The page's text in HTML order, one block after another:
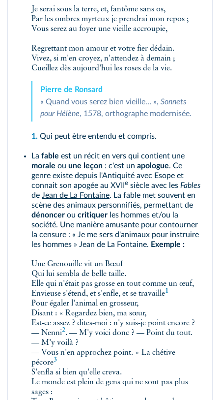
Je serai sous la terre, et, fantôme sans os,
Par les ombres myrteux je prendrai mon repos ;
Vous serez au foyer une vieille accroupie,
Regrettant mon amour et votre fier dédain.
Vivez, si m'en croyez, n'attendez à demain ;
Cueillez dès aujourd'hui les roses de la vie.
Pierre de Ronsard
« Quand vous serez bien vieille… », Sonnets
pour Hélène, 1578, orthographe modernisée.
1. Qui peut être entendu et compris.
La fable est un récit en vers qui contient une
morale ou une leçon : c'est un apologue. Ce
genre existe depuis l'Antiquité avec Esope et
connait son apogée au XVII e siècle avec les Fables
de Jean de La Fontaine. La fable met souvent en
scène des animaux personnifiés, permettant de
dénoncer ou critiquer les hommes et/ou la
société. Une manière amusante pour contourner
la censure : « Je me sers d'animaux pour instruire
les hommes » Jean de La Fontaine. Exemple :
Une Grenouille vit un Bœuf
Qui lui sembla de belle taille.
Elle qui n'était pas grosse en tout comme un œuf,
Envieuse s'étend, et s'enfle, et se travaille1
Pour égaler l'animal en grosseur,
Disant : « Regardez bien, ma sœur,
Est‑ce assez ? dites‑moi : n'y suis‑je point encore ?
— Nenni2. — M'y voici donc ? — Point du tout.
— M'y voilà ?
— Vous n'en approchez point. » La chétive
pécore3
S'enfla si bien qu'elle creva.
Le monde est plein de gens qui ne sont pas plus
sages :